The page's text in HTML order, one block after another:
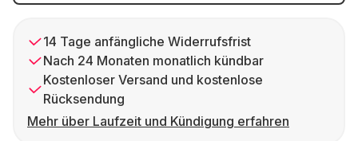
14 Tage anfängliche Widerrufsfrist
Nach 24 Monaten monatlich kündbar
Kostenloser Versand und kostenlose
Rücksendung
Mehr über Laufzeit und Kündigung erfahren